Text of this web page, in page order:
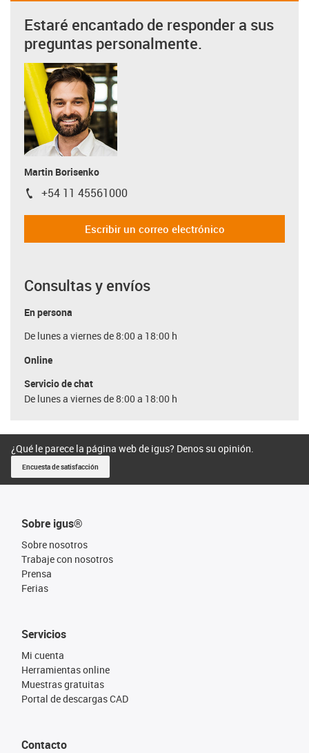
Estaré encantado de responder a sus
preguntas personalmente.
Martin Borisenko
igus-icon-phone
+54 11 45561000
Escribir un correo electrónico
Consultas y envíos
En persona
De lunes a viernes de 8:00 a 18:00 h
Online
Servicio de chat
De lunes a viernes de 8:00 a 18:00 h
¿Qué le parece la página web de igus? Denos su opinión.
Encuesta de satisfacción
Sobre igus®
Sobre nosotros
Trabaje con nosotros
Prensa
Ferias
Servicios
Mi cuenta
Herramientas online
Muestras gratuitas
Portal de descargas CAD
Contacto